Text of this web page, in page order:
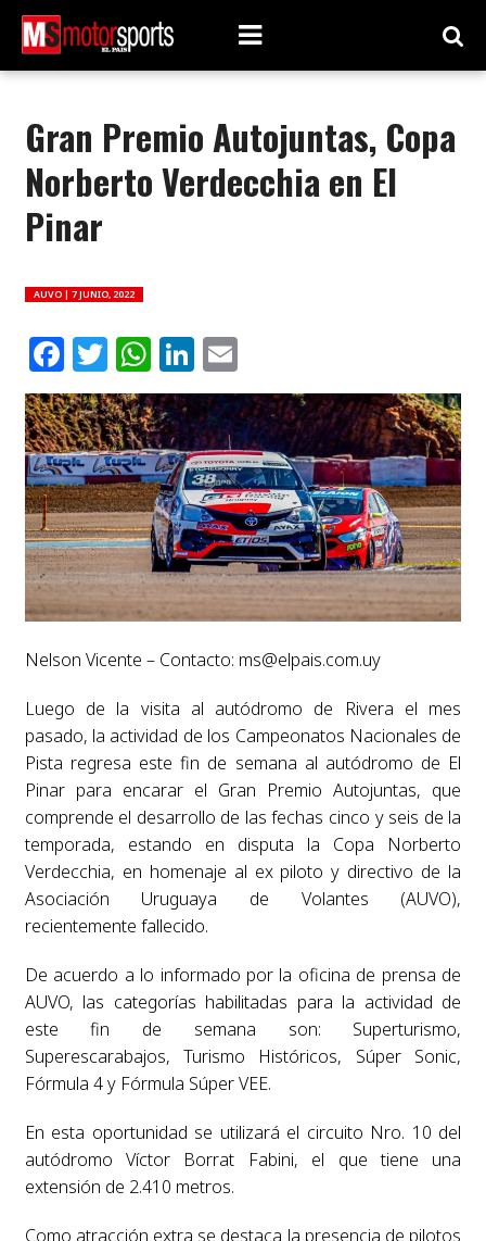
Gran Premio Autojuntas, Copa
Norberto Verdecchia en El
Pinar
AUVO | 7 JUNIO, 2022
Facebook
Twitter
WhatsApp
LinkedIn
Email
Nelson Vicente – Contacto: ms@elpais.com.uy
Luego de la visita al autódromo de Rivera el mes
pasado, la actividad de los Campeonatos Nacionales de
Pista regresa este fin de semana al autódromo de El
Pinar para encarar el Gran Premio Autojuntas, que
comprende el desarrollo de las fechas cinco y seis de la
temporada, estando en disputa la Copa Norberto
Verdecchia, en homenaje al ex piloto y directivo de la
Asociación Uruguaya de Volantes (AUVO),
recientemente fallecido.
De acuerdo a lo informado por la oficina de prensa de
AUVO, las categorías habilitadas para la actividad de
este fin de semana son: Superturismo,
Superescarabajos, Turismo Históricos, Súper Sonic,
Fórmula 4 y Fórmula Súper VEE.
En esta oportunidad se utilizará el circuito Nro. 10 del
autódromo Víctor Borrat Fabini, el que tiene una
extensión de 2.410 metros.
Como atracción extra se destaca la presencia de pilotos